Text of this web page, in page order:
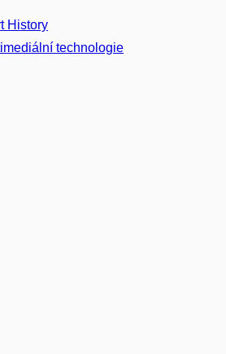
History
technologie